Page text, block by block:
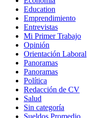
Education
Emprendimiento
Entrevistas
Mi Primer Trabajo
Opinión
Orientación Laboral
Panoramas
Panoramas
Política
Redacción de CV
Salud
Sin categoría